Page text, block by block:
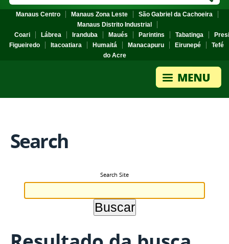
Manaus Centro Manaus Zona Leste
São Gabriel da Cachoeira
Manaus Distrito Industrial
Coari
Lábrea Iranduba Maués Parintins Tabatinga
Figueiredo
Itacoatiara Humaitá Manacapuru Eirunepé
Tefé
do Acre
Search
Search Site